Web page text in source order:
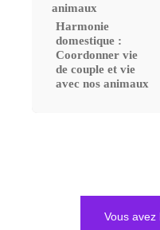
Harmonie
domestique :
Coordonner vie
de couple et vie
avec nos animaux
Vous avez